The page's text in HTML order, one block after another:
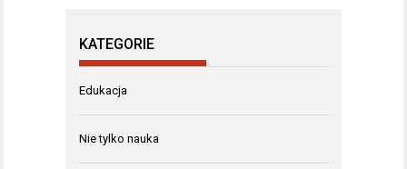
KATEGORIE
Edukacja
Nie tylko nauka